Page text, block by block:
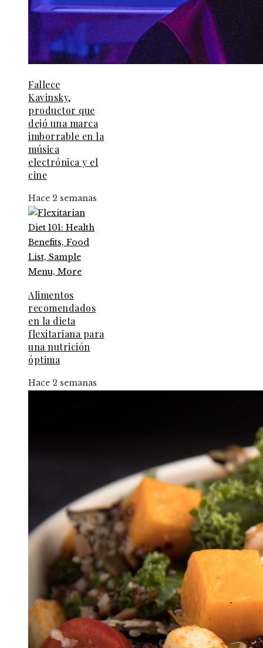
Fallece
Kavinsky,
productor que
dejó una marca
imborrable en la
música
electrónica y el
cine
Hace 2 semanas
Alimentos
recomendados
en la dieta
flexitariana para
una nutrición
óptima
Hace 2 semanas